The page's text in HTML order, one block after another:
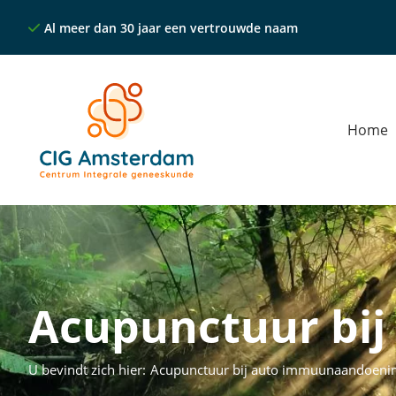
Al meer dan 30 jaar een vertrouwde naam
Home
Acupunctuur
U bevindt zich hier: Acupunctuur bij auto